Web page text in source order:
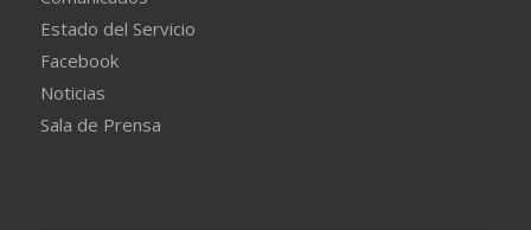
Estado del Servicio
Facebook
Noticias
Sala de Prensa